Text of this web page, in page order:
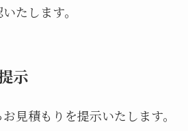
たします。
示
見積もりを提示いたします。